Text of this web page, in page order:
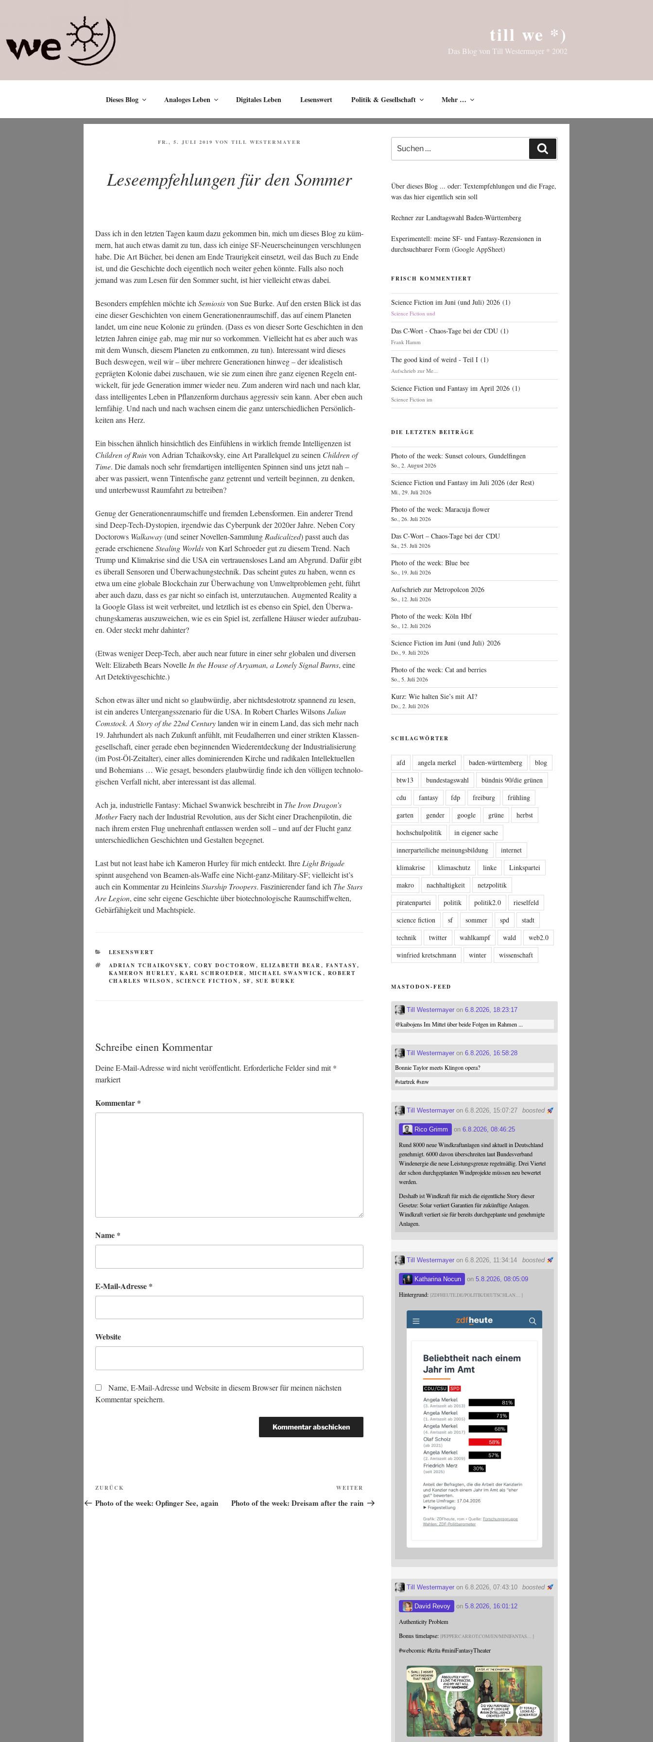
till we *)
Das Blog von Till Westermayer * 2002
Dieses Blog Analoges Leben Digitales Leben Lesenswert Politik & Gesellschaft Mehr …
VERÖFFENTLICHT
FR., 5. JULI 2019 VONTILL WESTERMAYER
Leseempfehlungen für den Sommer
Dass ich in den letz­ten Tagen kaum dazu gekom­men bin, mich um die­ses Blog zu küm­
mern, hat auch etwas damit zu tun, dass ich eini­ge SF-Neu­erschei­nun­gen ver­schlun­gen
habe. Die Art Bücher, bei denen am Ende Trau­rig­keit ein­setzt, weil das Buch zu Ende
ist, und die Geschich­te doch eigent­lich noch wei­ter gehen könn­te. Falls also noch
jemand was zum Lesen für den Som­mer sucht, ist hier viel­leicht etwas dabei.
Beson­ders emp­feh­len möch­te ich Semio­sisvon Sue Bur­ke. Auf den ers­ten Blick ist das
eine die­ser Geschich­ten von einem Gene­ra­tio­nen­raum­schiff, das auf einem Pla­ne­ten
lan­det, um eine neue Kolo­nie zu grün­den. (Dass es von die­ser Sor­te Geschich­ten in den
letz­ten Jah­ren eini­ge gab, mag mir nur so vor­kom­men. Viel­leicht hat es aber auch was
mit dem Wunsch, die­sem Pla­ne­ten zu ent­kom­men, zu tun). Inter­es­sant wird die­ses
Buch des­we­gen, weil wir – über meh­re­re Gene­ra­tio­nen hin­weg – der idea­lis­tisch
gepräg­ten Kolo­nie dabei zuschau­en, wie sie zum einen ihre ganz eige­nen Regeln ent­
wi­ckelt, für jede Gene­ra­ti­on immer wie­der neu. Zum ande­ren wird nach und nach klar,
dass intel­li­gen­tes Leben in Pflan­zen­form durch­aus aggres­siv sein kann. Aber eben auch
lern­fä­hig. Und nach und nach wach­sen einem die ganz unter­schied­li­chen Per­sön­lich­
kei­ten ans Herz.
Ein biss­chen ähn­lich hin­sicht­lich des Ein­füh­lens in wirk­lich frem­de Intel­li­gen­zen ist
Child­ren of Ruinvon Adri­an Tchai­kovs­ky, eine Art Par­al­lel­quel zu sei­nen Child­ren of
Time. Die damals noch sehr fremd­ar­ti­gen intel­li­gen­ten Spin­nen sind uns jetzt nah –
aber was pas­siert, wenn Tin­ten­fi­sche ganz getrennt und ver­teilt begin­nen, zu den­ken,
und unter­be­wusst Raum­fahrt zu betreiben?
Genug der Gene­ra­tio­nen­raum­schif­fe und frem­den Lebens­for­men. Ein ande­rer Trend
sind Deep-Tech-Dys­to­pien, irgend­wie das Cyber­punk der 2020er Jah­re. Neben Cory
Doc­to­rows Wal­ka­way(und sei­ner Novel­len-Samm­lung Radi­cal­i­zed) passt auch das
gera­de erschie­ne­neSte­al­ing Worldsvon Karl Schroe­der gut zu die­sem Trend. Nach
Trump und Kli­ma­kri­se sind die USA ein ver­trau­ens­lo­ses Land am Abgrund. Dafür gibt
es über­all Sen­so­ren und Über­wa­chungs­tech­nik. Das scheint gutes zu haben, wenn es
etwa um eine glo­ba­le Block­chain zur Über­wa­chung von Umwelt­pro­ble­men geht, führt
aber auch dazu, dass es gar nicht so ein­fach ist, unter­zu­tau­chen. Aug­men­ted Rea­li­ty a
la Goog­le Glass ist weit ver­brei­tet, und letzt­lich ist es eben­so ein Spiel, den Über­wa­
chungs­ka­me­ras aus­zu­wei­chen, wie es ein Spiel ist, zer­fal­le­ne Häu­ser wie­der auf­zu­bau­
en. Oder steckt mehr dahinter?
(Etwas weni­ger Deep-Tech, aber auch near future in einer sehr glo­ba­len und diver­sen
Welt: Eliza­beth Bears Novel­le In the House of Arya­man, a Lonely Signal Burns, eine
Art Detektivgeschichte.)
Schon etwas älter und nicht so glaub­wür­dig, aber nichts­des­to­trotz span­nend zu lesen,
ist ein ande­res Unter­gangs­sze­na­rio für die USA. In Robert Charles Wil­sonsJuli­an
Com­stock. A Sto­ry of the 22nd Cen­tu­rylan­den wir in einem Land, das sich mehr nach
19. Jahr­hun­dert als nach Zukunft anfühlt, mit Feu­dal­her­ren und einer strik­ten Klas­sen­
ge­sell­schaft, einer gera­de eben begin­nen­den Wie­der­ent­de­ckung der Indus­tria­li­sie­rung
(im Post-Öl-Zeit­al­ter), einer alles domi­nie­ren­den Kir­che und radi­ka­len Intel­lek­tu­el­len
und Bohe­mi­ans … Wie gesagt, beson­ders glaub­wür­dig fin­de ich den völ­li­gen tech­no­lo­
gi­schen Ver­fall nicht, aber inter­es­sant ist das allemal.
Ach ja, indus­tri­el­le Fan­ta­sy: Micha­el Swan­wick beschreibt in The Iron Dragon’s
MotherFaery nach der Indus­tri­al Revo­lu­ti­on, aus der Sicht einer Dra­chen­pi­lo­tin, die
nach ihrem ers­ten Flug uneh­ren­haft ent­las­sen wer­den soll – und auf der Flucht ganz
unter­schied­li­chen Geschich­ten und Gestal­ten begegnet.
Last but not least habe ich Kame­ron Hur­ley für mich ent­deckt. Ihre Light Bri­ga­de
spinnt aus­ge­hend von Bea­men-als-Waf­fe eine Nicht-ganz-Mili­ta­ry-SF; viel­leicht ist’s
auch ein Kom­men­tar zu Hein­leinsStar­ship Tro­o­pers. Fas­zi­nie­ren­der fand ich The Stars
Are Legi­on, eine sehr eige­ne Geschich­te über bio­tech­no­lo­gi­sche Raum­schiff­wel­ten,
Gebär­fä­hig­keit und Machtspiele.
KATEGORIEN
LESENSWERT
SCHLAGWÖRTER
ADRIAN TCHAIKOVSKY, CORY DOCTOROW, ELIZABETH BEAR, FANTASY,
KAMERON HURLEY, KARL SCHROEDER, MICHAEL SWANWICK, ROBERT
CHARLES WILSON, SCIENCE FICTION, SF, SUE BURKE
Schreibe einen Kommentar
Deine E-Mail-Adresse wird nicht veröffentlicht. Erforderliche Felder sind mit*
markiert
Kommentar *
Name *
E-Mail-Adresse *
Website
Name, E-Mail-Adresse und Website in diesem Browser für meinen nächsten
Kommentar speichern.
Beitragsnavigation
Vorheriger
Beitrag
ZURÜCK
Photo of the week: Opfinger See, again
Beitrag
WEITER
Photo of the week: Dreisam after the rain
nach:
Über dieses Blog ... oder: Textempfehlungen und die Frage,
was das hier eigentlich sein soll
Rechner zur Landtagswahl Baden-Württemberg
Experimentell: meine SF- und Fantasy-Rezensionen in
durchsuchbarer Form (Google AppSheet)
FRISCH KOMMENTIERT
Science Fiction im Juni (und Juli) 2026 (1)
Science Fiction und
Das C-Wort - Chaos-Tage bei der CDU (1)
Frank Hamm
The good kind of weird - Teil I (1)
Aufschrieb zur Me...
Science Fiction und Fantasy im April 2026 (1)
Science Fiction im
DIE LETZTEN BEITRÄGE
Photo of the week: Sunset colours, Gundelfingen
So., 2. August 2026
Science Fiction und Fantasy im Juli 2026 (der Rest)
Mi., 29. Juli 2026
Photo of the week: Maracuja flower
So., 26. Juli 2026
Das C‑Wort – Chaos-Tage bei der CDU
Sa., 25. Juli 2026
Photo of the week: Blue bee
So., 19. Juli 2026
Aufschrieb zur Metropolcon 2026
So., 12. Juli 2026
Photo of the week: Köln Hbf
So., 12. Juli 2026
Science Fiction im Juni (und Juli) 2026
Do., 9. Juli 2026
Photo of the week: Cat and berries
So., 5. Juli 2026
Kurz: Wie halten Sie’s mit AI?
Do., 2. Juli 2026
SCHLAGWÖRTER
afd angela merkel baden-württemberg
blog
btw13
bundestagswahl
bündnis 90/die grünen
cdu
fantasy fdp freiburg
frühling
garten
gender google grüne
herbst
hochschulpolitik
in eigener sache
innerparteiliche meinungsbildung
internet
klimakrise
klimaschutz linke
Linkspartei
makro
nachhaltigkeit
netzpolitik
piratenpartei
politik politik2.0
rieselfeld
science fiction
sf sommer spd
stadt
technik
twitter wahlkampf wald
web2.0
winfried kretschmann
winter wissenschaft
MASTODON-FEED
Till Westermayer on6.8.2026, 18:23:17
@kaibojensIm Mittel über beide Folgen im Rahmen ...
Till Westermayer on6.8.2026, 16:58:28
Bonnie Taylor meets Klingon opera?
#startrek #snw
boosted
Till Westermayer on 6.8.2026, 15:07:27
Rico Grimm on6.8.2026, 08:46:25
Rund 8000 neue Windkraftanlagen sind aktuell in Deutschland
genehmigt. 6000 davon überschreiten laut Bundesverband
Windenergie die neue Leistungsgrenze regelmäßig. Drei Viertel
der schon durchgeplanten Windprojekte müssen neu bewertet
werden.
Deshalb ist Windkraft für mich die eigentliche Story dieser
Gesetze: Solar verliert Garantien für zukünftige Anlagen.
Windkraft verliert sie für bereits durchgeplante und genehmigte
Anlagen.
boosted
Till Westermayer on 6.8.2026, 11:34:14
Katharina Nocun on5.8.2026, 08:05:09
Hintergrund: ZDFHEUTE.DE/POLITIK/DEUTSCHLAN
boosted
Till Westermayer on 6.8.2026, 07:43:10
David Revoy on5.8.2026, 16:01:12
Authenticity Problem
Bonus timelapse: PEPPERCARROT.COM/EN/MINIFANTAS
#webcomic #krita #miniFantasyTheater